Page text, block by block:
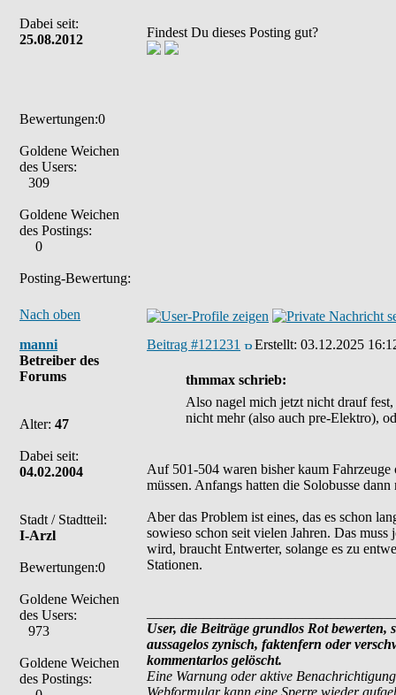
Dabei seit:
25.08.2012
Bewertungen:0
Goldene Weichen
des Users:
309
Goldene Weichen
des Postings:
0
Posting-Bewertung:
Findest Du dieses Posting gut?
Nach oben
manni
Betreiber des
Forums
Alter: 47
Dabei seit:
04.02.2004
Stadt / Stadtteil:
I-Arzl
Bewertungen:0
Goldene Weichen
des Users:
973
Goldene Weichen
des Postings:
Beitrag #121231 Erstellt: 03.12.2025
thmmax schrieb:
Also nagel mich jetzt nicht drauf
nicht mehr (also auch pre-Elektro),
Auf 501-504 waren bisher kaum
müssen. Anfangs hatten die Solobusse
Aber das Problem ist eines, das es schon
sowieso schon seit vielen Jahren. Das
wird, braucht Entwerter, solange es zu
Stationen.
User, die Beiträge grundlos Rot
aussagelos zynisch, faktenfern oder
kommentarlos gelöscht.
Eine Warnung oder aktive
Webformular kann eine Sperre wieder